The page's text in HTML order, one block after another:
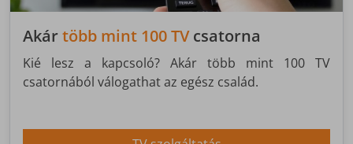
Akártöbb mint 100 TVcsatorna
Kié lesz a kapcsoló? Akár több mint 100 TV
csatornából válogathat az egész család.